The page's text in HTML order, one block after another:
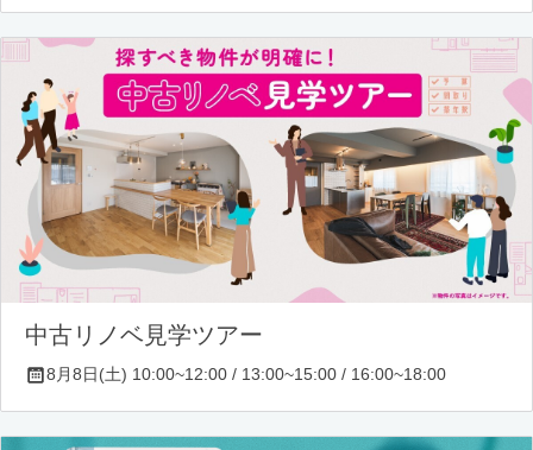
中古リノベ見学ツアー
8月8日(土) 10:00~12:00 / 13:00~15:00 / 16:00~18:00